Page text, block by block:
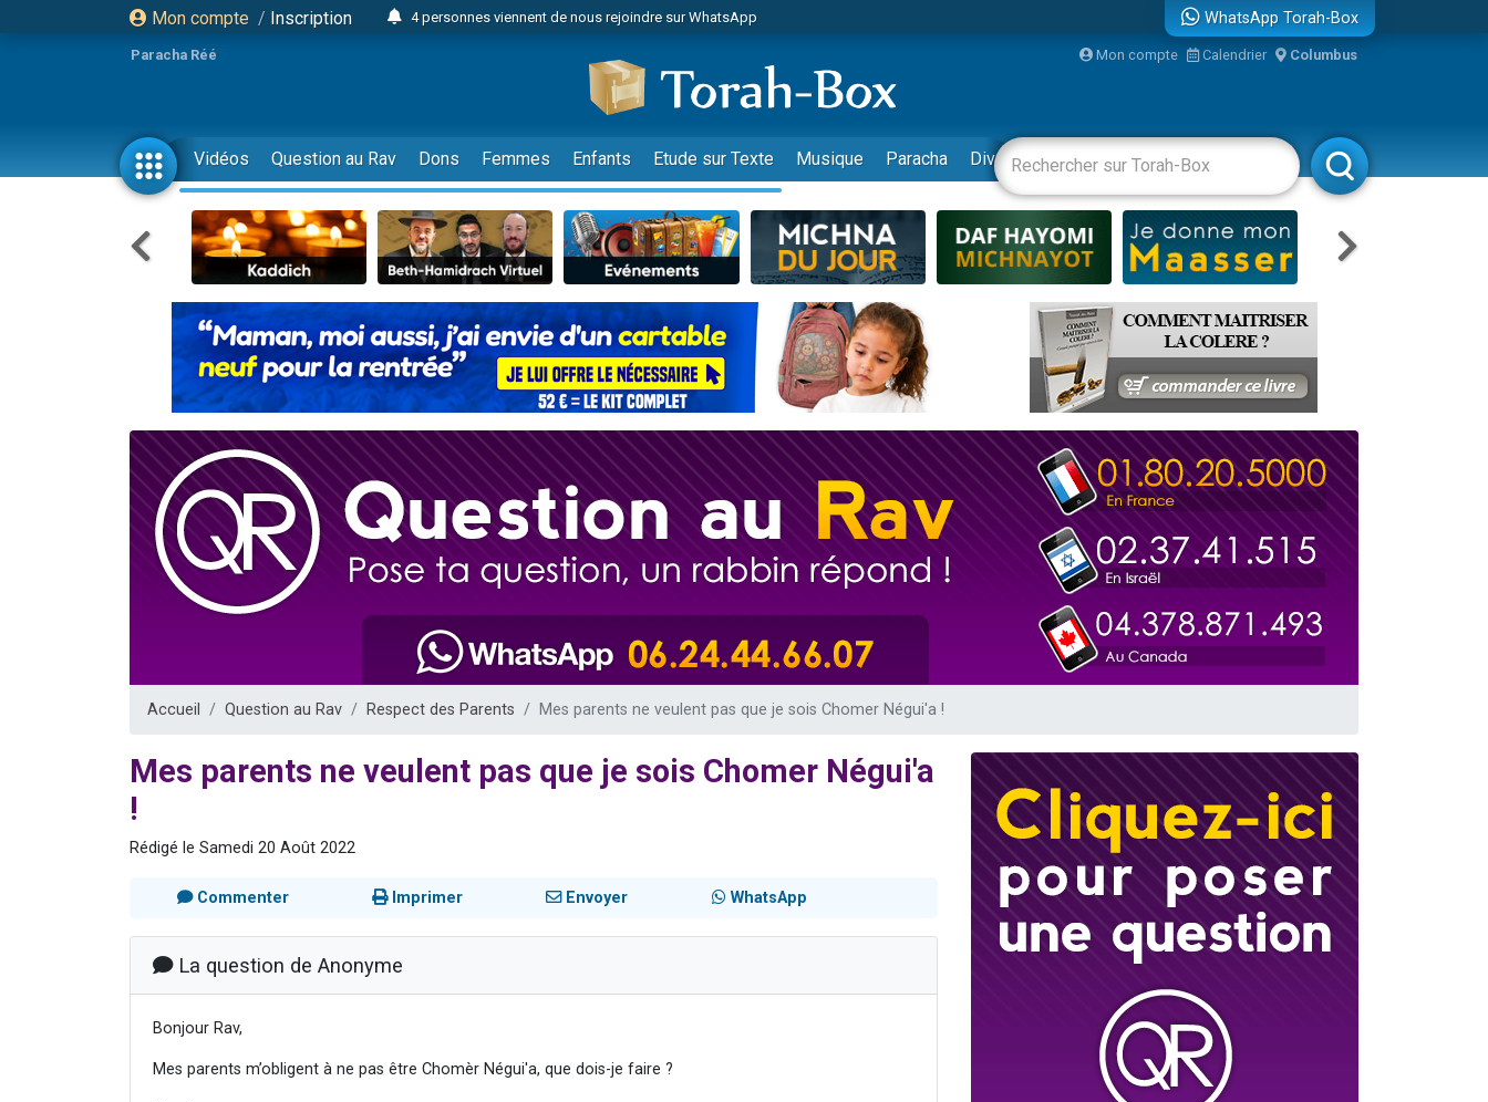
Mon compte / Inscription
4 personnes viennent de nous rejoindre sur WhatsApp
Odaya vient de donner son Maasser
3 personnes viennent de faire un don pour 5 jours de vacances aux Orphelins
3 personnes viennent de faire un don pour Diane, 80 ans, dans un appartement insalubre
13 personnes viennent de demander une bénédiction
2 personnes viennent de nous rejoindre sur WhatsApp
30 personnes viennent de faire un don pour Sauvez la jambe de Yohan
Il reste 49 places pour étudier en groupe sur Zoom
12 nouvelles musiques dans Torah-Box Music
3 personnes viennent de nous rejoindre sur WhatsApp
2 personnes viennent de nous rejoindre sur WhatsApp
3 personnes viennent de nous rejoindre sur WhatsApp
2 nouvelles musiques dans Torah-Box Music
8 personnes viennent de faire un don pour Tsédaka : pauvres d'Israel
Nouvelle émission radio : Visions de grandeur n°104 : Le Chabbath et le Birkat Hamazone à travers le temps
Ariel vient de donner son Maasser
Il reste 49 places pour étudier en groupe sur Zoom
Eva vient de donner son Maasser
WhatsApp Torah-Box
Paracha Réé Mon compte Calendrier Columbus
Vidéos Question au Rav Dons Femmes Enfants Etude sur Texte Musique Paracha Divertissements Livres Rabbanim
Accueil Question au Rav Respect des Parents Mes parents ne veulent pas que je sois Chomer Négui'a !
Mes parents ne veulent pas que je sois Chomer Négui'a
!
Rédigé le Samedi 20 Août 2022
Commenter Imprimer Envoyer WhatsApp
La question de Anonyme
Bonjour Rav,
Mes parents m’obligent à ne pas être Chomèr Négui'a, que dois-je faire ?